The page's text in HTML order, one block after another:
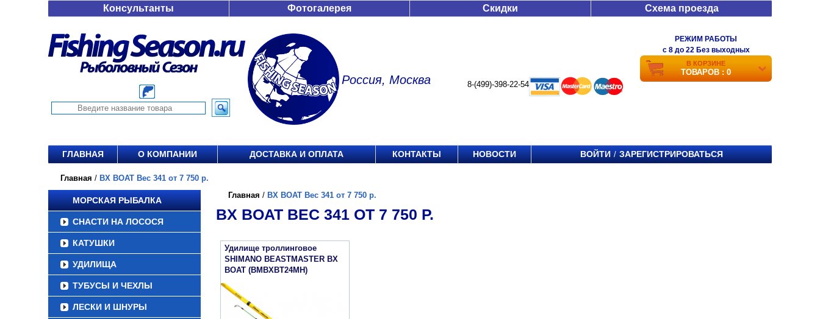
Консультанты Фотогалерея Скидки Схема проезда
Россия, Москва 8-(499)-398-22-54
РЕЖИМ РАБОТЫ
c 8 до 22 Без выходных
В КОРЗИНЕ
ТОВАРОВ : 0
ГЛАВНАЯ О КОМПАНИИ ДОСТАВКА И ОПЛАТА КОНТАКТЫ НОВОСТИ ВОЙТИ / ЗАРЕГИСТРИРОВАТЬСЯ
Главная / BX BOAT Вес 341 от 7 750 р.
МОРСКАЯ РЫБАЛКА
СНАСТИ НА ЛОСОСЯ
КАТУШКИ
УДИЛИЩА
ТУБУСЫ И ЧЕХЛЫ
ЛЕСКИ И ШНУРЫ
Главная / BX BOAT Вес 341 от 7 750 р.
BX BOAT ВЕС 341 ОТ 7 750 Р.
Удилище троллинговое
SHIMANO BEASTMASTER BX
BOAT (BMBXBT24MH)